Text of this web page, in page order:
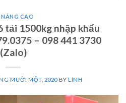
NÂNG CAO
tải 1500kg nhập khẩu
– 098 441 3730
(Zalo)
MƯỜI MỘT, 2020 BYLINH